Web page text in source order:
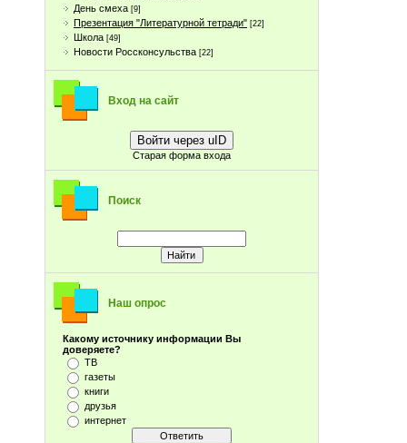
День смеха [9]
Презентация "Литературной тетради" [22]
Школа [49]
Новости Россконсульства [22]
Вход на сайт
Войти через uID
Старая форма входа
Поиск
Наш опрос
Какому источнику информации Вы
доверяете?
ТВ
газеты
книги
друзья
интернет